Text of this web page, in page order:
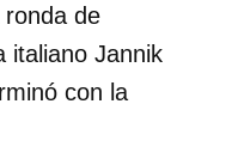
de
italiano Jannik
con la